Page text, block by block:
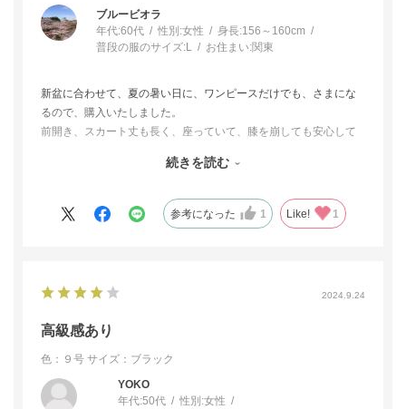
ブルービオラ
年代:60代 性別:女性 身長:156～160cm
普段の服のサイズ:L お住まい:関東
新盆に合わせて、夏の暑い日に、ワンピースだけでも、さまにな
るので、購入いたしました。
前開き、スカート丈も長く、座っていて、膝を崩しても安心して
生地もさらりと着心地もよく、シンプルでスッキリしたデザイン
続きを読む
参考になった 1 Like! 1
2024.9.24
高級感あり
色：９号 サイズ：ブラック
YOKO
年代:50代 性別:女性